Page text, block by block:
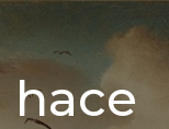
hace